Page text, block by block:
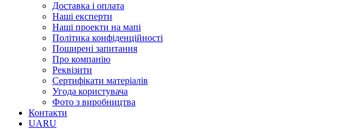
Доставка і оплата
Наші експерти
Наші проекти на мапі
Політика конфіденційності
Поширені запитання
Про компанію
Реквізити
Сертифікати матеріалів
Угода користувача
Фото з виробництва
Контакти
UARU